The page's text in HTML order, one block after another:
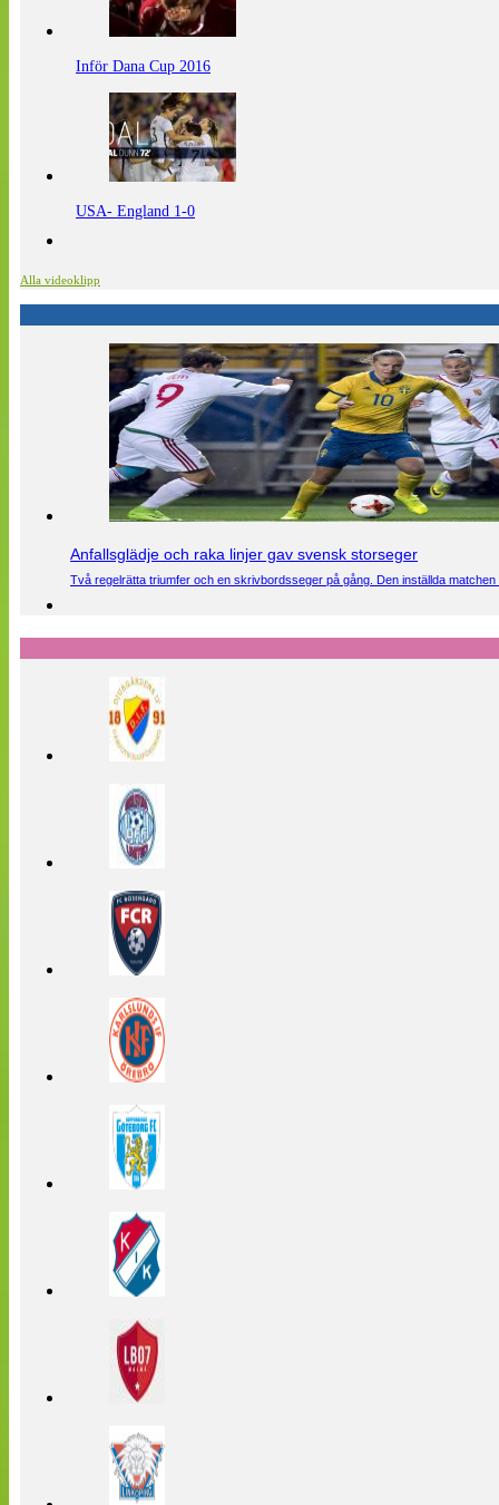
Inför Dana Cup 2016
USA- England 1-0
Alla videoklipp
Anfallsglädje och raka linjer gav svensk storseger
Två regelrätta triumfer och en skrivbordsseger på gång. Den inställda